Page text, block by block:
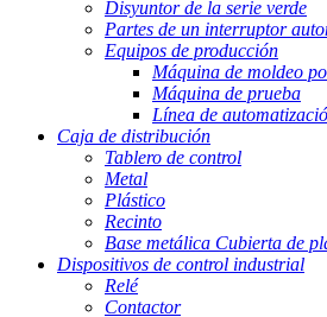
Disyuntor de la serie verde
Partes de un interruptor
Equipos de producción
Máquina de moldeo
Máquina de prueba
Línea de
Caja de distribución
Tablero de control
Metal
Plástico
Recinto
Base metálica Cubierta de
Dispositivos de control industrial
Relé
Contactor